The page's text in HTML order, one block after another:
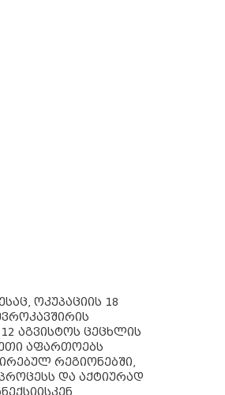
ოკუპაციის 18
აგვისტოს ცეცხლის
აფართოებს
რეგიონებში,
და აქტიურად